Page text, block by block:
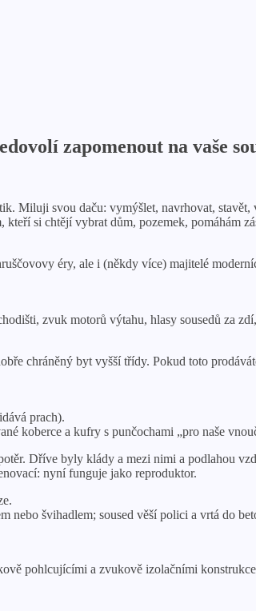
zapomenout na vaše
Miluji svou daču: vymýšlet, navrhovat, stavět,
si chtějí vybrat dům, pozemek, pomáhám
éry, ale i (někdy více) majitelé
zvuk motorů výtahu, hlasy sousedů za
chráněný byt vyšší třídy. Pokud toto
prach).
koberce a kufry s punčochami „pro naše
Dříve byly klády a mezi nimi a podlahou
nyní funguje jako reproduktor.
nebo švihadlem; soused věší polici a vrtá do
pohlcujícími a zvukově izolačními